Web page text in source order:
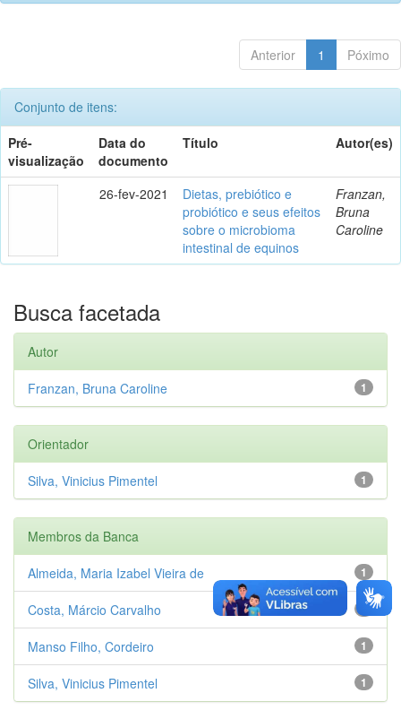
Anterior 1 Póximo
Conjunto de itens:
Pré-
visualização
Data do
documento
Título Autor(es)
26-fev-2021
Dietas, prebiótico e
probiótico e seus efeitos
sobre o microbioma
intestinal de equinos
Franzan,
Bruna
Caroline
Busca facetada
Autor
1
Franzan, Bruna Caroline
Orientador
1
Silva, Vinicius Pimentel
Membros da Banca
1
Almeida, Maria Izabel Vieira de
1
Costa, Márcio Carvalho
1
Manso Filho, Cordeiro
1
Silva, Vinicius Pimentel